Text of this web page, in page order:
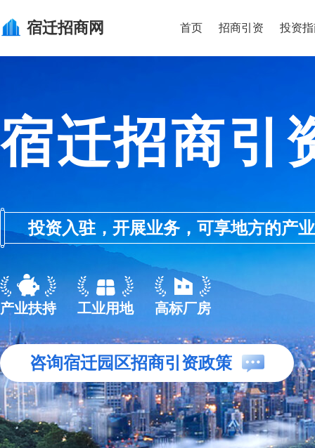
宿迁招商网 首页 招商引资 投资
宿迁招商引
投资入驻，开展业务，可享地方的产
产业扶持 工业用地 高标厂房
咨询宿迁园区招商引资政策